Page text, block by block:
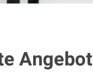
Angebot